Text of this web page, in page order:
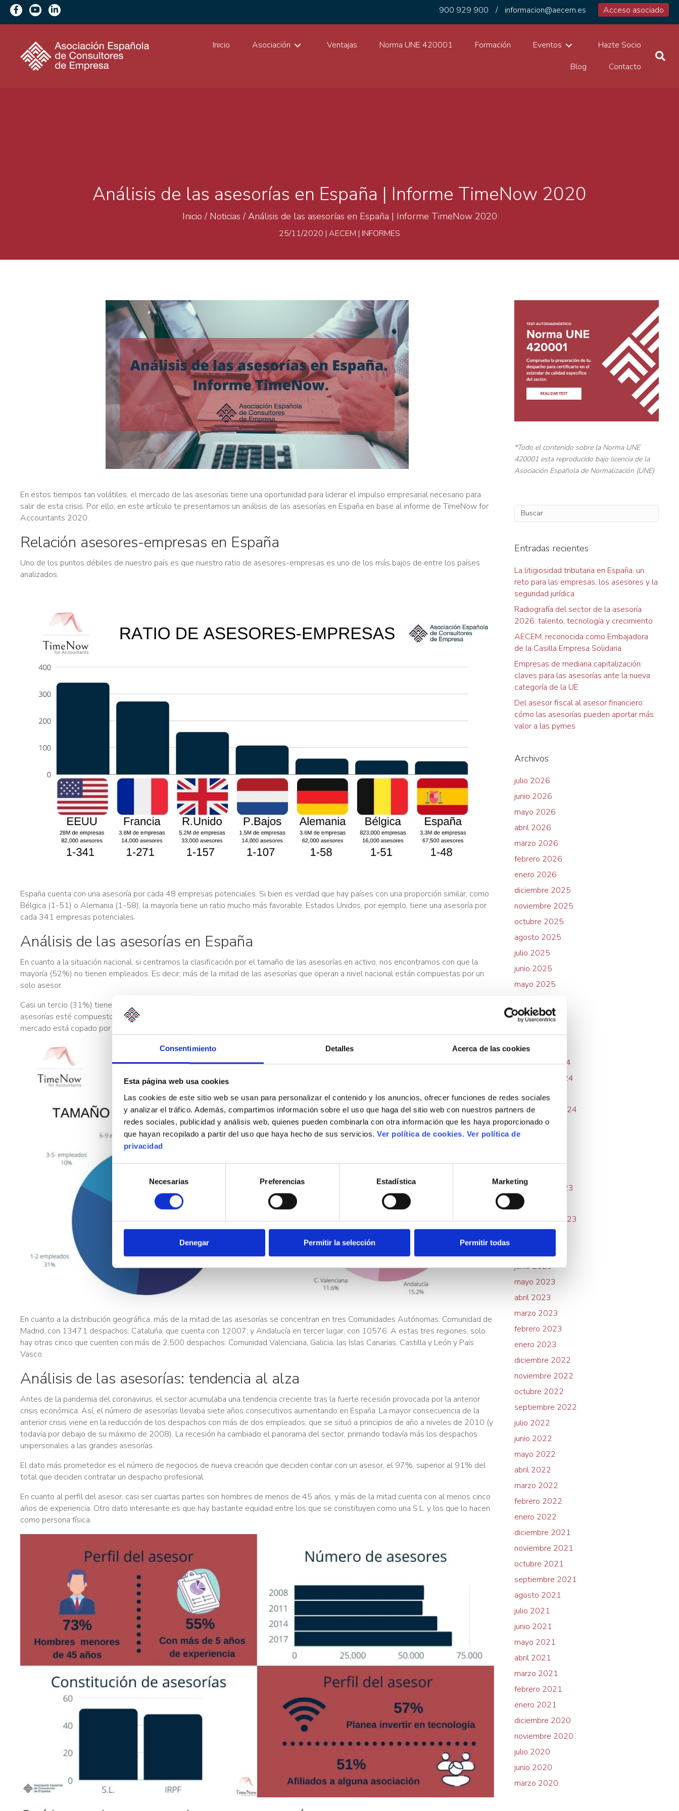
Consentimiento Detalles Acerca de las cookies
Esta página web usa cookies
Las cookies de este sitio web se usan para personalizar el contenido y los anuncios, ofrecer funciones de redes sociales
y analizar el tráfico. Además, compartimos información sobre el uso que haga del sitio web con nuestros partners de
redes sociales, publicidad y análisis web, quienes pueden combinarla con otra información que les haya proporcionado o
que hayan recopilado a partir del uso que haya hecho de sus servicios. Ver política de cookies. Ver política de
privacidad
n
e
n
s
t
m
i
e
n
t
Necesarias Preferencias Estadística Marketing
Denegar Permitir la selección Permitir todas
900 929 900 / informacion@aecem.es Acceso asociado
Inicio Asociación Ventajas Norma UNE 420001 Formación Eventos
Hazte Socio
Blog
Contacto
Análisis de las asesorías en España | Informe TimeNow 2020
Inicio / Noticias / Análisis de las asesorías en España | Informe TimeNow 2020
25/11/2020 | AECEM | INFORMES
En estos tiempos tan volátiles, el mercado de las asesorías tiene una oportunidad para liderar el impulso empresarial necesario para
salir de esta crisis. Por ello, en este artículo te presentamos un análisis de las asesorías en España en base al informe de TimeNow for
Accountants 2020.
Relación asesores-empresas en España
Uno de los puntos débiles de nuestro país es que nuestro ratio de asesores-empresas es uno de los más bajos de entre los países
analizados.
España cuenta con una asesoría por cada 48 empresas potenciales. Si bien es verdad que hay países con una proporción similar, como
Bélgica (1-51) o Alemania (1-58), la mayoría tiene un ratio mucho más favorable. Estados Unidos, por ejemplo, tiene una asesoría por
cada 341 empresas potenciales.
Análisis de las asesorías en España
En cuanto a la situación nacional, si centramos la clasificación por el tamaño de las asesorías en activo, nos encontramos con que la
mayoría (52%) no tienen empleados. Es decir, más de la mitad de las asesorías que operan a nivel nacional están compuestas por un
solo asesor.
Casi un tercio (31%) tienen solamente uno o dos empleados y un 10% adicional entre tres y cinco. Esto hace que el sector de las
asesorías esté compuesto en un 93% por aquellas que cuentan con cinco empleados o menos. Esto nos permite asegurar que este
mercado está copado por las microempresas, ya que suponen más de nueve de cada diez negocios.
En cuanto a la distribución geográfica, más de la mitad de las asesorías se concentran en tres Comunidades Autónomas: Comunidad de
Madrid, con 13471 despachos; Cataluña, que cuenta con 12007; y Andalucía en tercer lugar, con 10576. A estas tres regiones, solo
hay otras cinco que cuenten con más de 2,500 despachos: Comunidad Valenciana, Galicia, las Islas Canarias, Castilla y León y País
Vasco.
Análisis de las asesorías: tendencia al alza
Antes de la pandemia del coronavirus, el sector acumulaba una tendencia creciente tras la fuerte recesión provocada por la anterior
crisis económica. Así, el número de asesorías llevaba siete años consecutivos aumentando en España. La mayor consecuencia de la
anterior crisis viene en la reducción de los despachos con más de dos empleados, que se situó a principios de año a niveles de 2010 (y
todavía por debajo de su máximo de 2008). La recesión ha cambiado el panorama del sector, primando todavía más los despachos
unipersonales a las grandes asesorías.
El dato más prometedor es el número de negocios de nueva creación que deciden contar con un asesor, el 97%, superior al 91% del
total que deciden contratar un despacho profesional.
En cuanto al perfil del asesor, casi ser cuartas partes son hombres de menos de 45 años, y más de la mitad cuenta con al menos cinco
años de experiencia. Otro dato interesante es que hay bastante equidad entre los que se constituyen como una S.L. y los que lo hacen
como persona física.
*Todo el contenido sobre la Norma UNE
420001 esta reproducido bajo licencia de la
Asociación Española de Normalización (UNE)
Entradas recientes
La litigiosidad tributaria en España: un
reto para las empresas, los asesores y la
seguridad jurídica
Radiografía del sector de la asesoría
2026: talento, tecnología y crecimiento
AECEM, reconocida como Embajadora
de la Casilla Empresa Solidaria
Empresas de mediana capitalización:
claves para las asesorías ante la nueva
categoría de la UE
Del asesor fiscal al asesor financiero:
cómo las asesorías pueden aportar más
valor a las pymes
Archivos
julio 2026
junio 2026
mayo 2026
abril 2026
marzo 2026
febrero 2026
enero 2026
diciembre 2025
noviembre 2025
octubre 2025
agosto 2025
julio 2025
junio 2025
mayo 2025
marzo 2025
enero 2025
diciembre 2024
noviembre 2024
octubre 2024
septiembre 2024
julio 2024
noviembre 2023
octubre 2023
septiembre 2023
junio 2023
mayo 2023
abril 2023
marzo 2023
febrero 2023
enero 2023
diciembre 2022
noviembre 2022
octubre 2022
septiembre 2022
julio 2022
junio 2022
mayo 2022
abril 2022
marzo 2022
febrero 2022
enero 2022
diciembre 2021
noviembre 2021
octubre 2021
septiembre 2021
agosto 2021
julio 2021
junio 2021
mayo 2021
abril 2021
marzo 2021
febrero 2021
enero 2021
diciembre 2020
noviembre 2020
julio 2020
junio 2020
marzo 2020